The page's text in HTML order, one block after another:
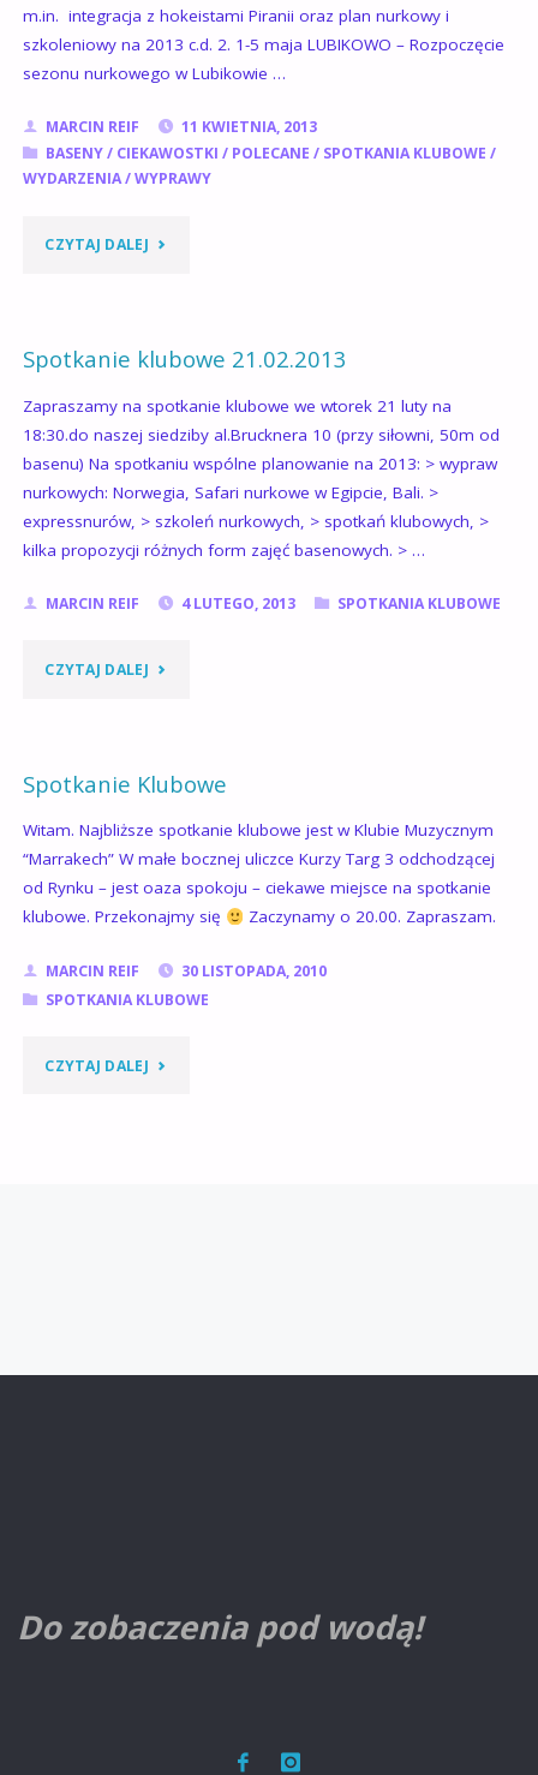
m.in. integracja z hokeistami Piranii oraz plan nurkowy i
szkoleniowy na 2013 c.d. 2. 1-5 maja LUBIKOWO – Rozpoczęcie
sezonu nurkowego w Lubikowie …
MARCIN REIF
11 KWIETNIA, 2013
BASENY/ CIEKAWOSTKI / POLECANE / SPOTKANIA KLUBOWE /
WYDARZENIA/WYPRAWY
CZYTAJ DALEJ"AKTUALNOŚCI
MAJ
PIRANIĄ"
Spotkanie klubowe 21.02.2013
Zapraszamy na spotkanie klubowe we wtorek 21 luty na
18:30.do naszej siedziby al.Brucknera 10 (przy siłowni, 50m od
basenu) Na spotkaniu wspólne planowanie na 2013: > wypraw
nurkowych: Norwegia, Safari nurkowe w Egipcie, Bali. >
expressnurów, > szkoleń nurkowych, > spotkań klubowych, >
kilka propozycji różnych form zajęć basenowych. > …
MARCIN REIF 4 LUTEGO, 2013 SPOTKANIA KLUBOWE
CZYTAJ DALEJ"SPOTKANIE
Spotkanie Klubowe
Witam. Najbliższe spotkanie klubowe jest w Klubie Muzycznym
“Marrakech” W małe bocznej uliczce Kurzy Targ 3 odchodzącej
od Rynku – jest oaza spokoju – ciekawe miejsce na spotkanie
klubowe. Przekonajmy się
Zaczynamy o 20.00. Zapraszam.
MARCIN REIF
30 LISTOPADA, 2010
SPOTKANIA KLUBOWE
CZYTAJ DALEJ"SPOTKANIE
Do zobaczenia pod wodą!